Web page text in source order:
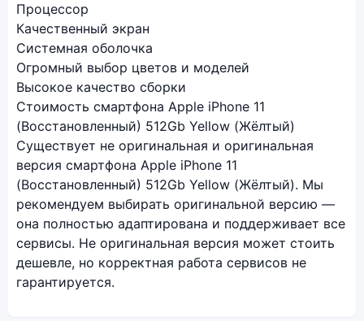
Процессор
Качественный экран
Системная оболочка
Огромный выбор цветов и моделей
Высокое качество сборки
Стоимость смартфона Apple iPhone 11
(Восстановленный) 512Gb Yellow (Жёлтый)
Существует не оригинальная и оригинальная
версия смартфона Apple iPhone 11
(Восстановленный) 512Gb Yellow (Жёлтый). Мы
рекомендуем выбирать оригинальной версию —
она полностью адаптирована и поддерживает все
сервисы. Не оригинальная версия может стоить
дешевле, но корректная работа сервисов не
гарантируется.